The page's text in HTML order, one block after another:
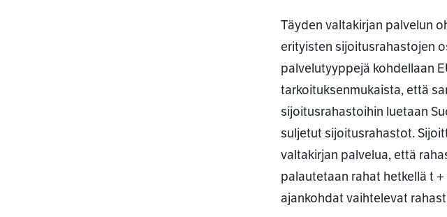
Täyden valtakirjan palvelun
erityisten sijoitusrahastojen
palvelutyyppejä kohdellaan
tarkoituksenmukaista, että
sijoitusrahastoihin luetaan
suljetut sijoitusrahastot.
valtakirjan palvelua, että
palautetaan rahat hetkellä t
ajankohdat vaihtelevat